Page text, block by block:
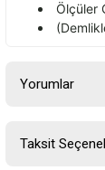
Ölçüler
Yorumlar
Taksit